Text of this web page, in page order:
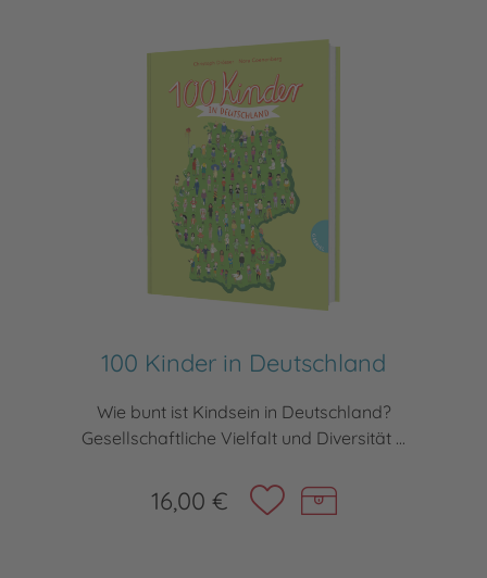
100 Kinder in Deutschland
Wie bunt ist Kindsein in Deutschland?
Gesellschaftliche Vielfalt und Diversität ...
16,00 €